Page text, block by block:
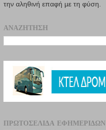
την αληθινή επαφή µε τη φύση.
ΑΝΑΖΉΤΗΣΗ
ΠΡΩΤΟΣΈΛΙΔΑ ΕΦΗΜΕΡΊΔΩΝ